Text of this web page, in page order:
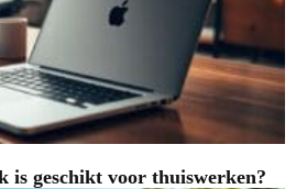
is geschikt voor thuiswerken?